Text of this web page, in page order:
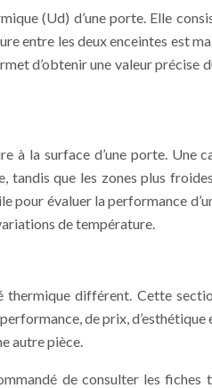
(Ud) d’une porte. Elle
entre les deux enceintes est
d’obtenir une valeur
la surface d’une porte. Une
tandis que les zones plus
pour évaluer la performance
de température.
différent. Cette
de prix, d’esthétique
autre pièce.
de consulter les fiches